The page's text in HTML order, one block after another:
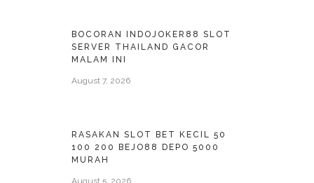
BOCORAN INDOJOKER88 SLOT
SERVER THAILAND GACOR
MALAM INI
August 7, 2026
RASAKAN SLOT BET KECIL 50
100 200 BEJO88 DEPO 5000
MURAH
August 5, 2026